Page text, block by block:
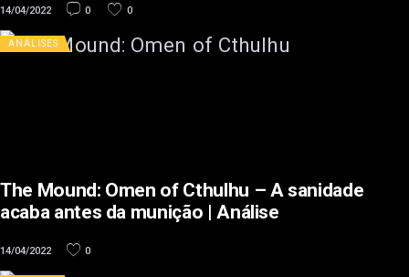
14/04/2022 0 0
ANÁLISES
The Mound: Omen of Cthulhu – A sanidade
acaba antes da munição | Análise
14/04/2022 0